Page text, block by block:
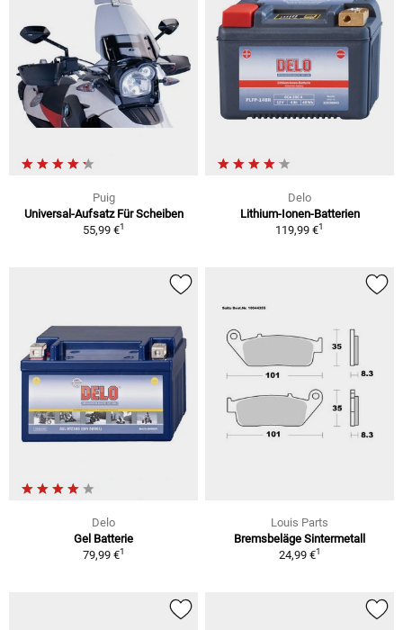
Puig
Universal-Aufsatz Für Scheiben
55,99 €1
Delo
Lithium-Ionen-Batterien
119,99 €1
Delo
Gel Batterie
79,99 €1
Louis Parts
Bremsbeläge Sintermetall
24,99 €1